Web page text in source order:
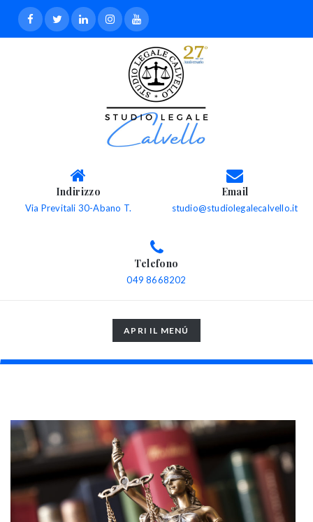
Indirizzo
Via Previtali 30-Abano T.
Email
studio@studiolegalecalvello.it
Telefono
049 8668202
TOGGLE
NAVIGATION
APRI IL MENÚ